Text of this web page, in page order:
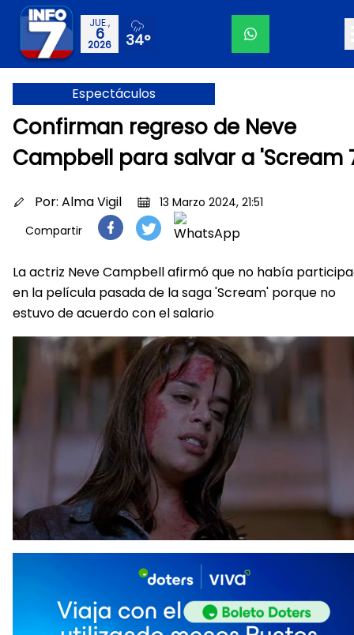
JUE.,
6
2026 34°
Espectáculos
Confirman regreso de Neve
Campbell para salvar a 'Scream
Por: Alma Vigil
13 Marzo 2024, 21:51
Compartir
La actriz Neve Campbell afirmó que no había
en la película pasada de la saga 'Scream' porque no
estuvo de acuerdo con el salario